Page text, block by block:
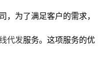
，为了满足客户的需求，
代发服务。这项服务的优